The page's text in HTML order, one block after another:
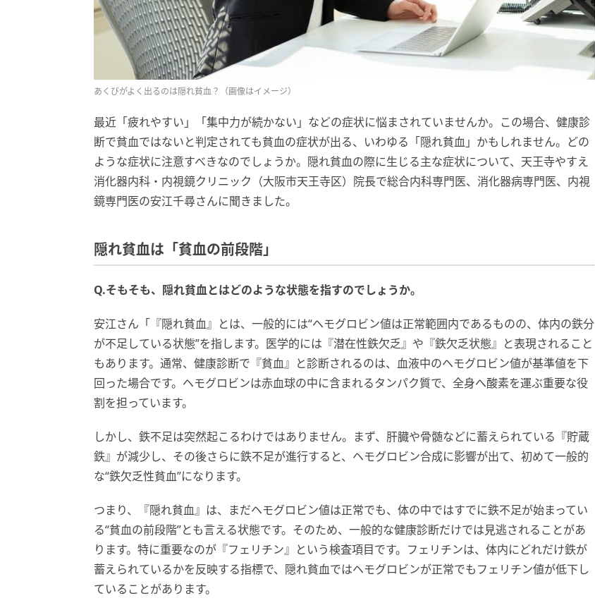
あくびがよく出るのは隠れ貧血？（画像はイメージ）
最近「疲れやすい」「集中力が続かない」などの症状に悩まされていませんか。この場合、健康診
断で貧血ではないと判定されても貧血の症状が出る、いわゆる「隠れ貧血」かもしれません。どの
ような症状に注意すべきなのでしょうか。隠れ貧血の際に生じる主な症状について、天王寺やすえ
消化器内科・内視鏡クリニック（大阪市天王寺区）院長で総合内科専門医、消化器病専門医、内視
鏡専門医の安江千尋さんに聞きました。
隠れ貧血は「貧血の前段階」
Q.そもそも、隠れ貧血とはどのような状態を指すのでしょうか。
安江さん「『隠れ貧血』とは、一般的には“ヘモグロビン値は正常範囲内であるものの、体内の鉄分
が不足している状態”を指します。医学的には『潜在性鉄欠乏』や『鉄欠乏状態』と表現されること
もあります。通常、健康診断で『貧血』と診断されるのは、血液中のヘモグロビン値が基準値を下
回った場合です。ヘモグロビンは赤血球の中に含まれるタンパク質で、全身へ酸素を運ぶ重要な役
割を担っています。
しかし、鉄不足は突然起こるわけではありません。まず、肝臓や骨髄などに蓄えられている『貯蔵
鉄』が減少し、その後さらに鉄不足が進行すると、ヘモグロビン合成に影響が出て、初めて一般的
な“鉄欠乏性貧血”になります。
つまり、『隠れ貧血』は、まだヘモグロビン値は正常でも、体の中ではすでに鉄不足が始まってい
る“貧血の前段階”とも言える状態です。そのため、一般的な健康診断だけでは見逃されることがあ
ります。特に重要なのが『フェリチン』という検査項目です。フェリチンは、体内にどれだけ鉄が
蓄えられているかを反映する指標で、隠れ貧血ではヘモグロビンが正常でもフェリチン値が低下し
ていることがあります。